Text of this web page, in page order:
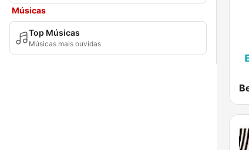
Músicas
Top Músicas
Músicas mais ouvidas